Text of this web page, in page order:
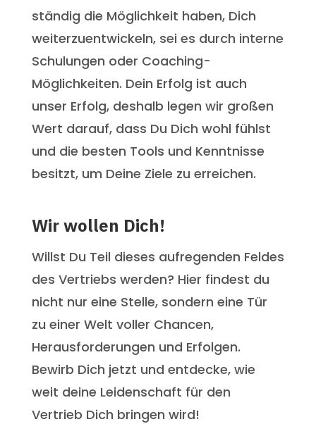
ständig die Möglichkeit haben, Dich
weiterzuentwickeln, sei es durch interne
Schulungen oder Coaching-
Möglichkeiten. Dein Erfolg ist auch
unser Erfolg, deshalb legen wir großen
Wert darauf, dass Du Dich wohl fühlst
und die besten Tools und Kenntnisse
besitzt, um Deine Ziele zu erreichen.
Wir wollen Dich!
Willst Du Teil dieses aufregenden Feldes
des Vertriebs werden? Hier findest du
nicht nur eine Stelle, sondern eine Tür
zu einer Welt voller Chancen,
Herausforderungen und Erfolgen.
Bewirb Dich jetzt und entdecke, wie
weit deine Leidenschaft für den
Vertrieb Dich bringen wird!